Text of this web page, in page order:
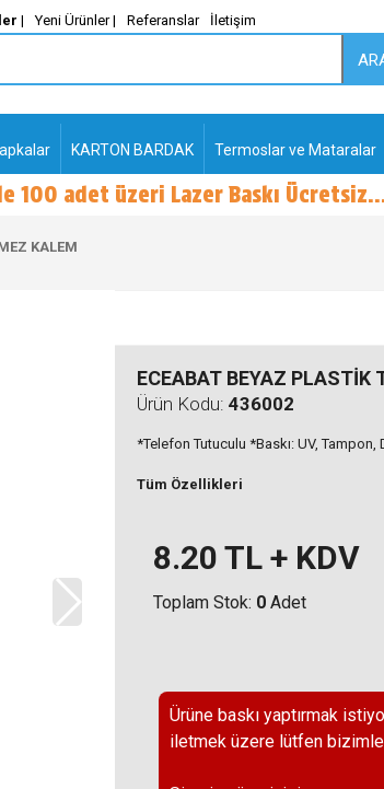
| Yeni Ürünler | Referanslar İletişim
KARTON BARDAK Termoslar ve Mataralar
PLASTİK TÜKENMEZ
-
KALEM
ECEABAT BEYAZ PLASTİK
Ürün Kodu: 436002
*Telefon Tutuculu *Baskı: UV, Tampon,
Tüm Özellikleri
8.20 TL + KDV
Toplam Stok: 0 Adet
Ürüne baskı yaptırmak
iletmek üzere lütfen